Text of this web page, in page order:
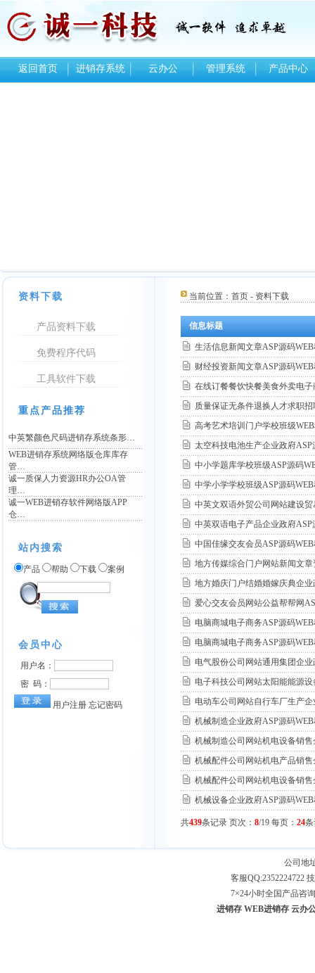
返回首页 进销存系统 云办公 管理系统 产品中心
资料下载
产品资料下载
免费程序代码
工具软件下载
重点产品推荐
中英繁颜色尺码进销存系统条形…
WEB进销存系统网络版仓库库存
管…
诚一质保人力资源HR办公OA管
理…
诚一WEB进销存软件网络版APP
仓…
站内搜索
产品 帮助 下载 案例
当前位置： 首页 - 资料下载
信息标题
生活信息新闻文章ASP源码
财经投资新闻文章ASP源码
在线订餐餐饮快餐美食外卖电
质量保证无条件退换人才求职
高考艺术培训门户学校班级
太空科技电池生产企业政府
中小学题库学校班级ASP源码
中学小学学校班级ASP源码
中英文双语外贸公司网站建设
中英双语电子产品企业政府
中国佳缘交友会员ASP源码
地方传媒综合门户网站新闻文
地方婚庆门户结婚婚嫁庆典企
爱心交友会员网站公益帮帮网
电脑商城电子商务ASP源码
电脑商城电子商务ASP源码
电气股份公司网站通用集团企
电子科技公司网站太阳能能源
电动车公司网站自行车厂生产
机械制造企业政府ASP源码
机械制造公司网站机电设备销
机械配件公司网站机电产品销
机械配件公司网站机电设备销
机械设备企业政府ASP源码
共439条记录 页次： 8/19 每页： 24
公司地
客服QQ:2352224722
7×24小时全国产品咨
进销存 WEB进销存 云办